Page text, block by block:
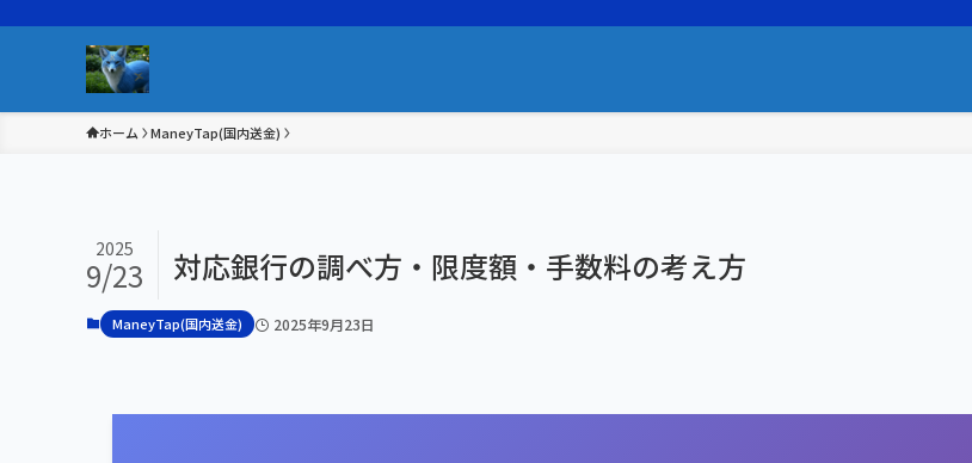
ホーム ManeyTap(国内送金)
対応銀行の調べ方・限度額・手数料の考え方
2025
9/23
ManeyTap(国内送金) 2025年9月23日